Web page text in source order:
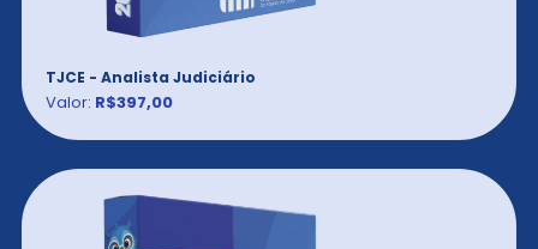
TJCE - Analista Judiciário
Valor: R$397,00